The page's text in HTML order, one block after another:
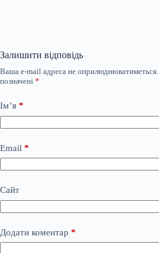
Залишити відповідь
Ваша e-mail адреса не оприлюднюватиметься.
позначені *
Ім’я *
Email *
Сайт
Додати коментар *